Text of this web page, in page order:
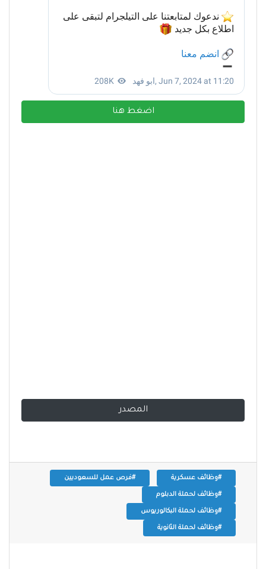
اضغط هنا
المصدر
#وظائف عسكرية #فرص عمل للسعوديين
#وظائف لحملة الدبلوم
#وظائف لحملة البكالوريوس
#وظائف لحملة الثانوية